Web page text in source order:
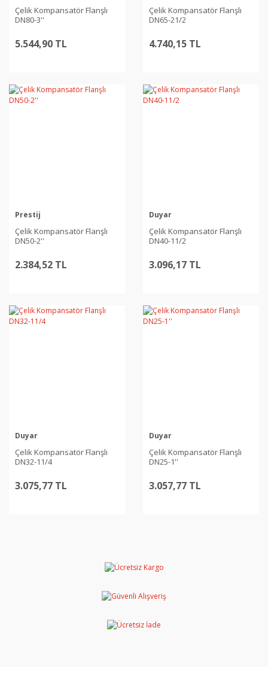
Çelik Kompansatör Flanşlı
DN80-3''
5.544,90 TL
Çelik Kompansatör Flanşlı
DN65-21/2
4.740,15 TL
Prestij
Çelik Kompansatör Flanşlı
DN50-2''
2.384,52 TL
Duyar
Çelik Kompansatör Flanşlı
DN40-11/2
3.096,17 TL
Duyar
Çelik Kompansatör Flanşlı
DN32-11/4
3.075,77 TL
Duyar
Çelik Kompansatör Flanşlı
DN25-1''
3.057,77 TL